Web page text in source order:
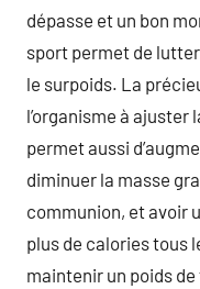
dépasse et un bon
sport permet de
le surpoids. La
l’organisme à ajuster
permet aussi
diminuer la masse
communion, et avoir
plus de calories tous
maintenir un poids